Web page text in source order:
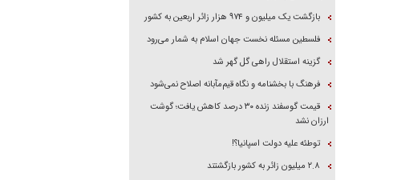
بازگشت یک میلیون و ۹۷۴ هزار زائر اربعین به کشور
فلسطین مسئله نخست جهان اسلام به شمار می‌رود
گزینه استقلال راهی گل گهر شد
فرهنگ با بخشنامه و نگاه قیم‌مآبانه اصلاح نمی‌شود
قیمت گوسفند زنده ۳۰ درصد کاهش یافت؛ گوشت
ارزان نشد
توطئه علیه دولت اسپانیا؟!
۲.۸ میلیون زائر به کشور بازگشتند